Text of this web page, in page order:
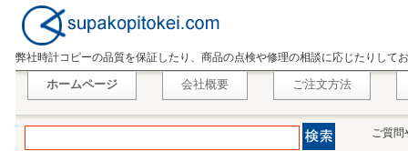
弊社時計コピーの品質を保証したり、商品の点検や修理の相談に応じたりして
ホームページ 会社概要 ご注文方法
ご質問